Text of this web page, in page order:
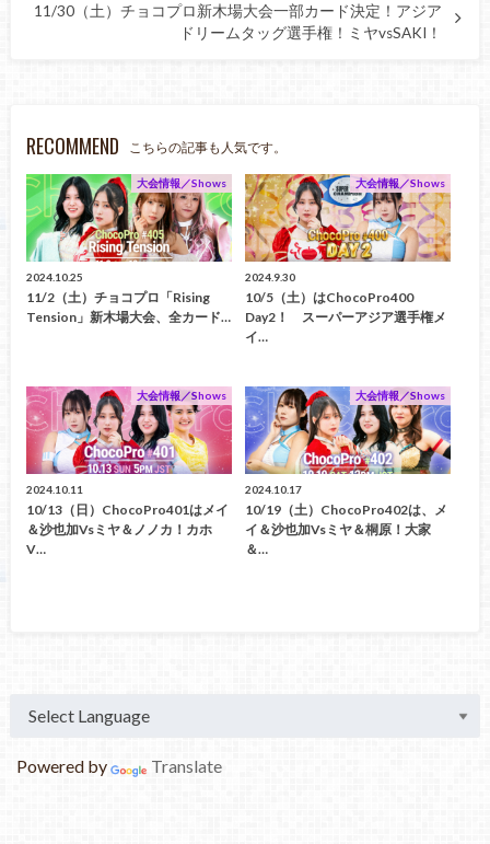
11/30（土）チョコプロ新木場大会一部カード決定！アジア
ドリームタッグ選手権！ミヤvsSAKI！
RECOMMEND こちらの記事も人気です。
大会情報／Shows
2024.10.25
11/2（土）チョコプロ「Rising
Tension」新木場大会、全カード…
大会情報／Shows
2024.9.30
10/5（土）はChocoPro400
Day2！ スーパーアジア選手権メ
イ…
大会情報／Shows
2024.10.11
10/13（日）ChocoPro401はメイ
＆沙也加vsミヤ＆ノノカ！カホ
V…
大会情報／Shows
2024.10.17
10/19（土）ChocoPro402は、メ
イ＆沙也加vsミヤ＆桐原！大家
＆…
Powered by Translate